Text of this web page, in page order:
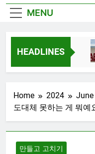
MENU
HEADLINES
Home 2024 June
도대체 못하는 게 뭐예
만들고 고치기